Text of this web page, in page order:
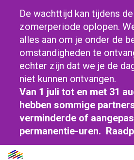
De wachttijd kan tijdens de
zomerperiode oplopen.
alles aan om je onder de
omstandigheden te
echter zijn dat we je de
niet kunnen ontvangen.
Van 1 juli tot en met 31
hebben sommige
verminderde of
permanentie-uren.